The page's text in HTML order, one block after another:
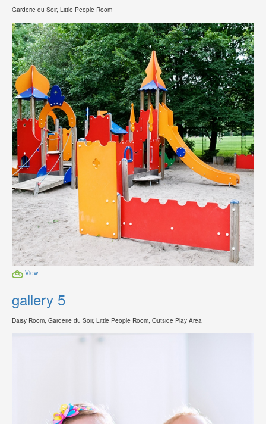
Garderie du Soir, Little People Room
View
gallery 5
Daisy Room, Garderie du Soir, Little People Room, Outside Play Area